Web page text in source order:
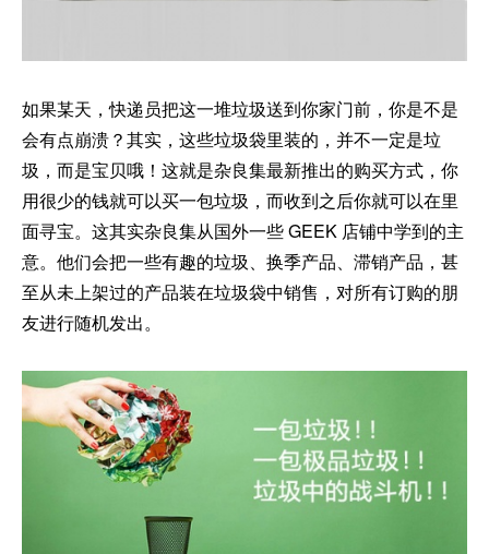
如果某天，快递员把这一堆垃圾送到你家门前，你是不是
会有点崩溃？其实，这些垃圾袋里装的，并不一定是垃
圾，而是宝贝哦！这就是杂良集最新推出的购买方式，你
用很少的钱就可以买一包垃圾，而收到之后你就可以在里
面寻宝。这其实杂良集从国外一些 GEEK 店铺中学到的主
意。他们会把一些有趣的垃圾、换季产品、滞销产品，甚
至从未上架过的产品装在垃圾袋中销售，对所有订购的朋
友进行随机发出。